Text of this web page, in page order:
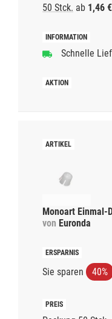
50 Stck. ab 1,46 €
Schnelle
Monoart Einmal-
von Euronda
Sie sparen 40%